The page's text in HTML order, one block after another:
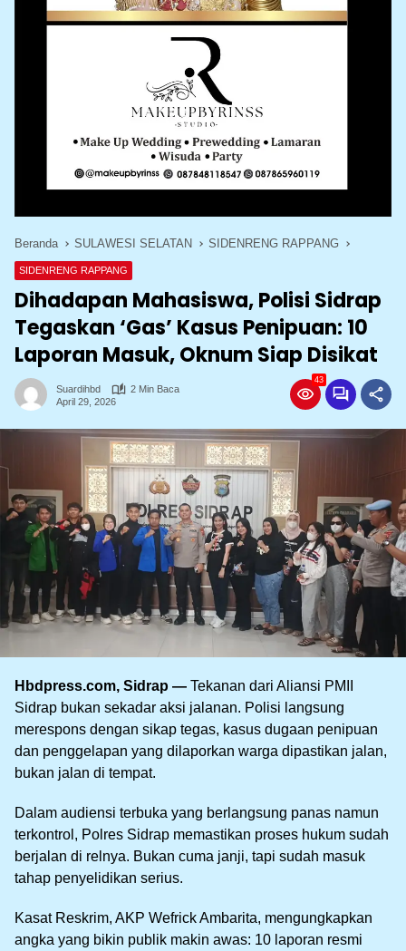
Beranda SULAWESI SELATAN SIDENRENG RAPPANG
SIDENRENG RAPPANG
Dihadapan Mahasiswa, Polisi Sidrap
Tegaskan ‘Gas’ Kasus Penipuan: 10
Laporan Masuk, Oknum Siap Disikat
Suardihbd
2 Min Baca
April 29, 2026
43
Hbdpress.com, Sidrap — Tekanan dari Aliansi PMII
Sidrap bukan sekadar aksi jalanan. Polisi langsung
merespons dengan sikap tegas, kasus dugaan penipuan
dan penggelapan yang dilaporkan warga dipastikan jalan,
bukan jalan di tempat.
Dalam audiensi terbuka yang berlangsung panas namun
terkontrol, Polres Sidrap memastikan proses hukum sudah
berjalan di relnya. Bukan cuma janji, tapi sudah masuk
tahap penyelidikan serius.
Kasat Reskrim, AKP Wefrick Ambarita, mengungkapkan
angka yang bikin publik makin awas: 10 laporan resmi